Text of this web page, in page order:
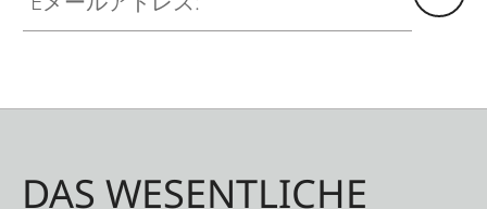
DAS WESENTLICHE